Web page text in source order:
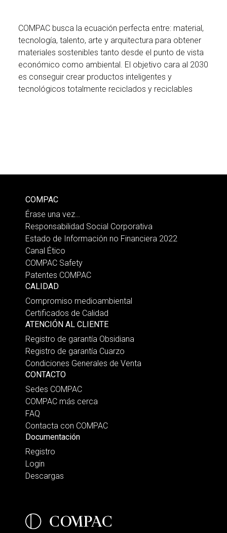
COMPAC busca la ecuación perfecta entre: material,
tecnología, talento, arte y arquitectura para obtener
materiales sostenibles tanto desde el punto de vista
económico como ambiental. El objetivo cara al 2030
es conseguir crear productos inteligentes y
tecnológicos totalmente reciclados y reciclables
COMPAC
Érase una vez…
Responsabilidad Social Corporativa
Estado de Información no Financiera 2022
Canal Ético
COMPAC Safety
Patentes COMPAC
CALIDAD
Compromiso medioambiental
Certificados de Calidad
ATENCIÓN AL CLIENTE
Registro de garantía Obsidiana
Registro de garantía Cuarzo
Condiciones Generales de Venta
CONTACTO
Sedes COMPAC
COMPAC más cerca
FAQ
Contacta con COMPAC
Documentación
Registro
Login
Descargas